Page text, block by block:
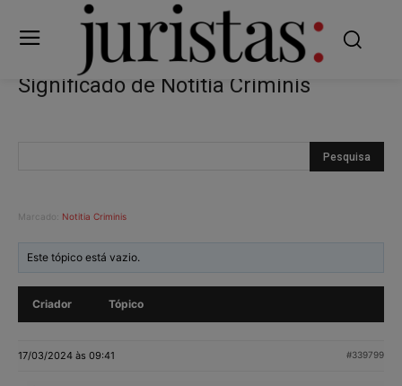
Significado de Notitia Criminis
Marcado: Notitia Criminis
Este tópico está vazio.
Criador Tópico
17/03/2024 às 09:41 #339799